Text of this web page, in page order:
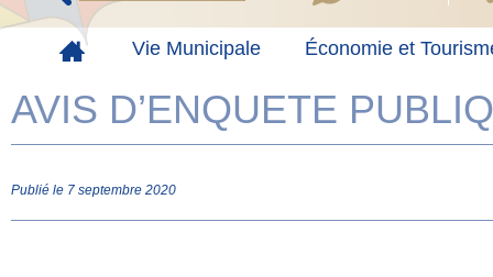
Vie Municipale Économie et
AVIS D’ENQUETE
Publié le 7 septembre 2020